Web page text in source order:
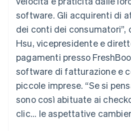
Pagamento
accelerato
Connections
Conti finanziari
collegati
Product roadmap
Scopri cosa ti aspetta
tempo libero
Assicurazione
Media e
intrattenimento
Organizzazioni
profit
Servizi
Pubblica
amministrazione
Commercio al
Risorse
Integrazioni app
Esempi di
Blog per
Stato dell'API
Diventa nostro
software. Gli acquirenti di
dei conti dei consumatori”,
Hsu, vicepresidente e
pagamenti presso
software di fatturazione e
piccole imprese. “Se si
sono così abituate ai
clic... le aspettative